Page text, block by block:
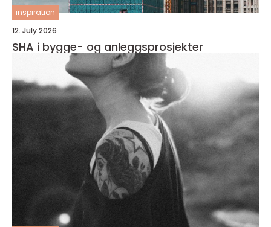
inspiration
12. July 2026
SHA i bygge- og anleggsprosjekter